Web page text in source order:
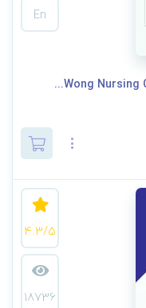
En
4.3/5
18736